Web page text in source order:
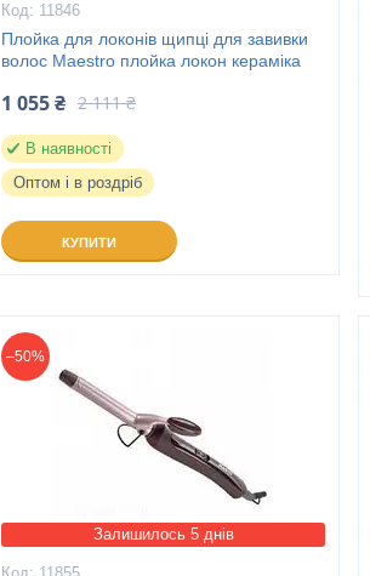
11846
Плойка для локонів щипці для завивки
волос Maestro плойка локон кераміка
1 055 ₴ 2 111 ₴
В наявності
Оптом і в роздріб
КУПИТИ
–50%
Залишилось 5 днів